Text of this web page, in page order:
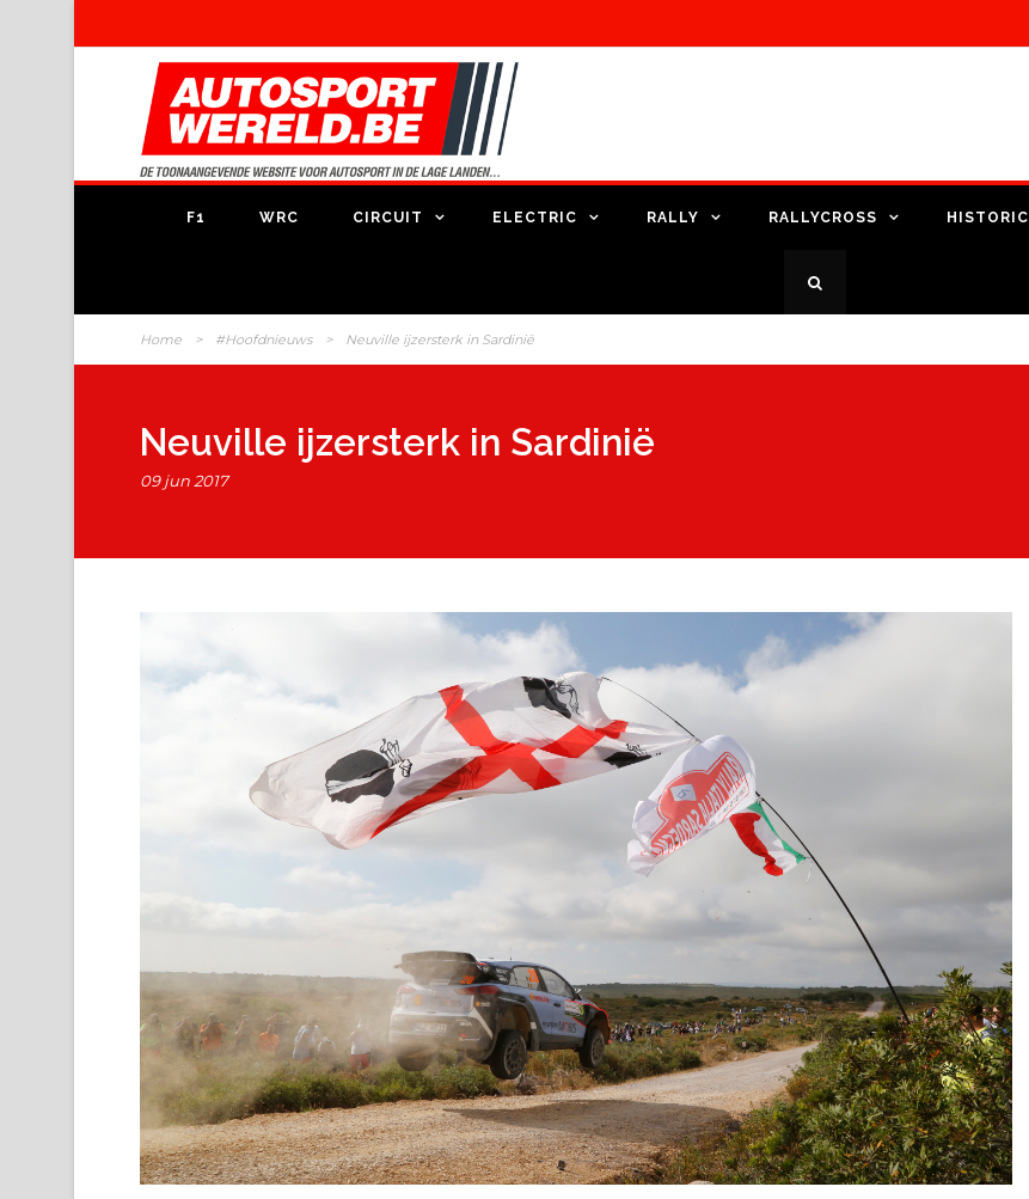
F1 WRC CIRCUIT ELECTRIC RALLY RALLYCROSS HISTORIC
Home > #Hoofdnieuws > Neuville ijzersterk in Sardinië
Neuville ijzersterk in Sardinië
09 jun 2017